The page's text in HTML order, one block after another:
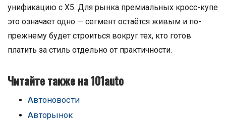
унификацию с X5. Для рынка премиальных кросс-купе
это означает одно — сегмент остаётся живым и по-
прежнему будет строиться вокруг тех, кто готов
платить за стиль отдельно от практичности.
Читайте также на 101auto
Автоновости
Авторынок